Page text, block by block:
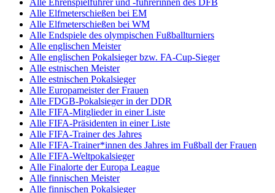
Alle Elfmeterschießen bei EM
Alle Elfmeterschießen bei WM
Alle Endspiele des olympischen Fußballturniers
Alle englischen Meister
Alle englischen Pokalsieger bzw. FA-Cup-Sieger
Alle estnischen Meister
Alle estnischen Pokalsieger
Alle Europameister der Frauen
Alle FDGB-Pokalsieger in der DDR
Alle FIFA-Mitglieder in einer Liste
Alle FIFA-Präsidenten in einer Liste
Alle FIFA-Trainer des Jahres
Alle FIFA-Trainer*innen des Jahres im Fußball der Frauen
Alle FIFA-Weltpokalsieger
Alle Finalorte der Europa League
Alle finnischen Meister
Alle finnischen Pokalsieger